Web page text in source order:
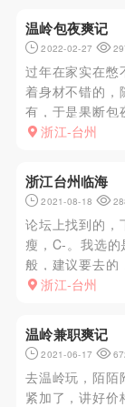
温岭包夜爽记
2022-02-27
过年在家实在憋
着身材不错的，
有，于是果断包
微信联系告诉你
会叫，插进去一
浙江-台州
浙江台州临海
2021-08-18
论坛上找到的，
瘦，C-。我选
般，建议要去的
是400，我没去
浙江-台州
温岭兼职爽记
2021-06-17
去温岭玩，陌陌
紧加了，讲好价